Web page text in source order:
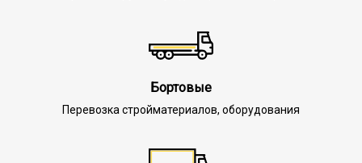
Бортовые
Перевозка стройматериалов, оборудования